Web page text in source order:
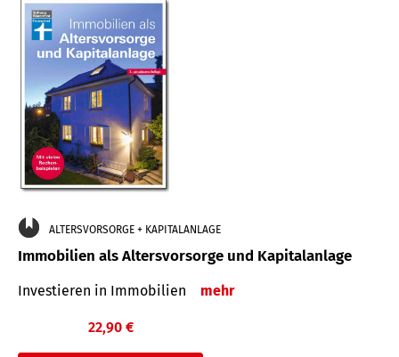
ALTERSVORSORGE + KAPITALANLAGE
Immobilien als Altersvorsorge und Kapitalanlage
Investieren in Immobilien mehr
22,90 €